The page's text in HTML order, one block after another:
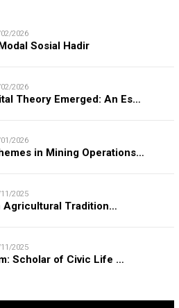
2026
Sosial Hadir
2026
Theory Emerged: An Es…
2026
in Mining Operations…
2025
Agricultural Tradition…
2025
Scholar of Civic Life …